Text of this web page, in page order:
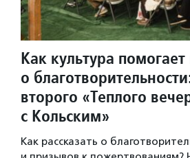
Как культура помогает
о
второго «Теплого
с Кольским»
Как рассказать о